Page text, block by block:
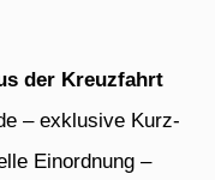
der Kreuzfahrt
– exklusive Kurz-
Einordnung –